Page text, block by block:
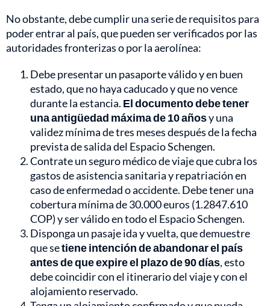
No obstante, debe cumplir una serie de requisitos para
poder entrar al país, que pueden ser verificados por las
autoridades fronterizas o por la aerolínea:
Debe presentar un pasaporte válido y en buen
estado, que no haya caducado y que no vence
durante la estancia. El documento debe tener
una antigüedad máxima de 10 añosy una
validez mínima de tres meses después de la fecha
prevista de salida del Espacio Schengen.
Contrate un seguro médico de viaje que cubra los
gastos de asistencia sanitaria y repatriación en
caso de enfermedad o accidente. Debe tener una
cobertura mínima de 30.000 euros (1.2847.610
COP) y ser válido en todo el Espacio Schengen.
Disponga un pasaje ida y vuelta, que demuestre
que setiene intención de abandonar el país
antes de que expire el plazo de 90 días, esto
debe coincidir con el itinerario del viaje y con el
alojamiento reservado.